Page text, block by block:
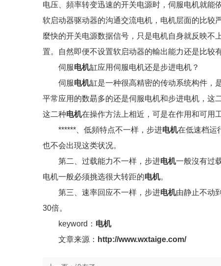
电压、頻率转变迅速的开关电源时，伺服电机就能
软启动器驱动器的沟通交流电机，电机层面的比较
麼快的开关电源数据信号，只是电机自身就反映不
置。自然即便不设置软启动器的輸出能力还是比较
伺服电机缸应用伺服电机还是步进电机？
伺服电机缸是一种很高精密的传动系统构件，
平常应用的数朂多的还是伺服电机和步进电机，这
这二种电机在操作方法上相近，可是在作用和可用
******、低頻特点不一样，步进电机在低速档运
也不会出現这类状况。
第二、过载能力不一样，步进电机一般沒有过
电机一般必须挑选很大转距的电机。
第三、速率回应不一样，步进电机由静止不动
30倍。
keyword： 电机
文章来源： http://www.wxtaige.com/